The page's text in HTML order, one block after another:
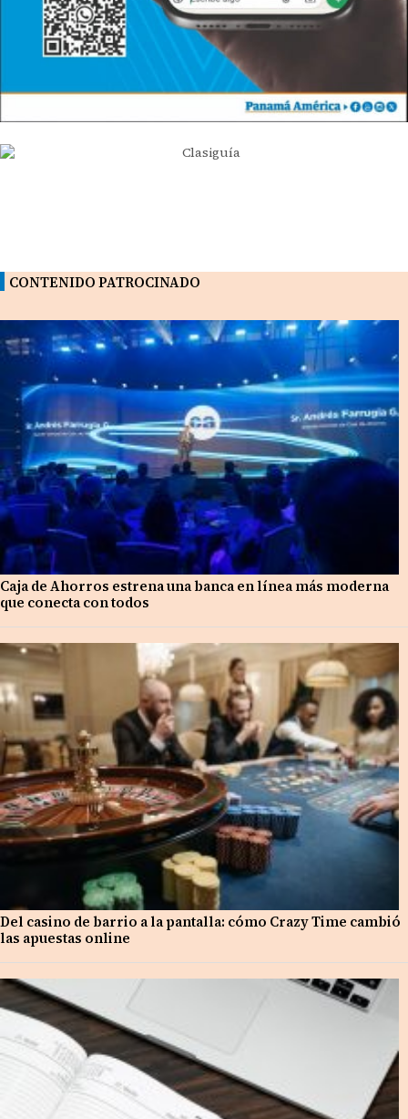
CONTENIDO PATROCINADO
Caja de Ahorros estrena una banca en línea más moderna
que conecta con todos
Del casino de barrio a la pantalla: cómo Crazy Time cambió
las apuestas online